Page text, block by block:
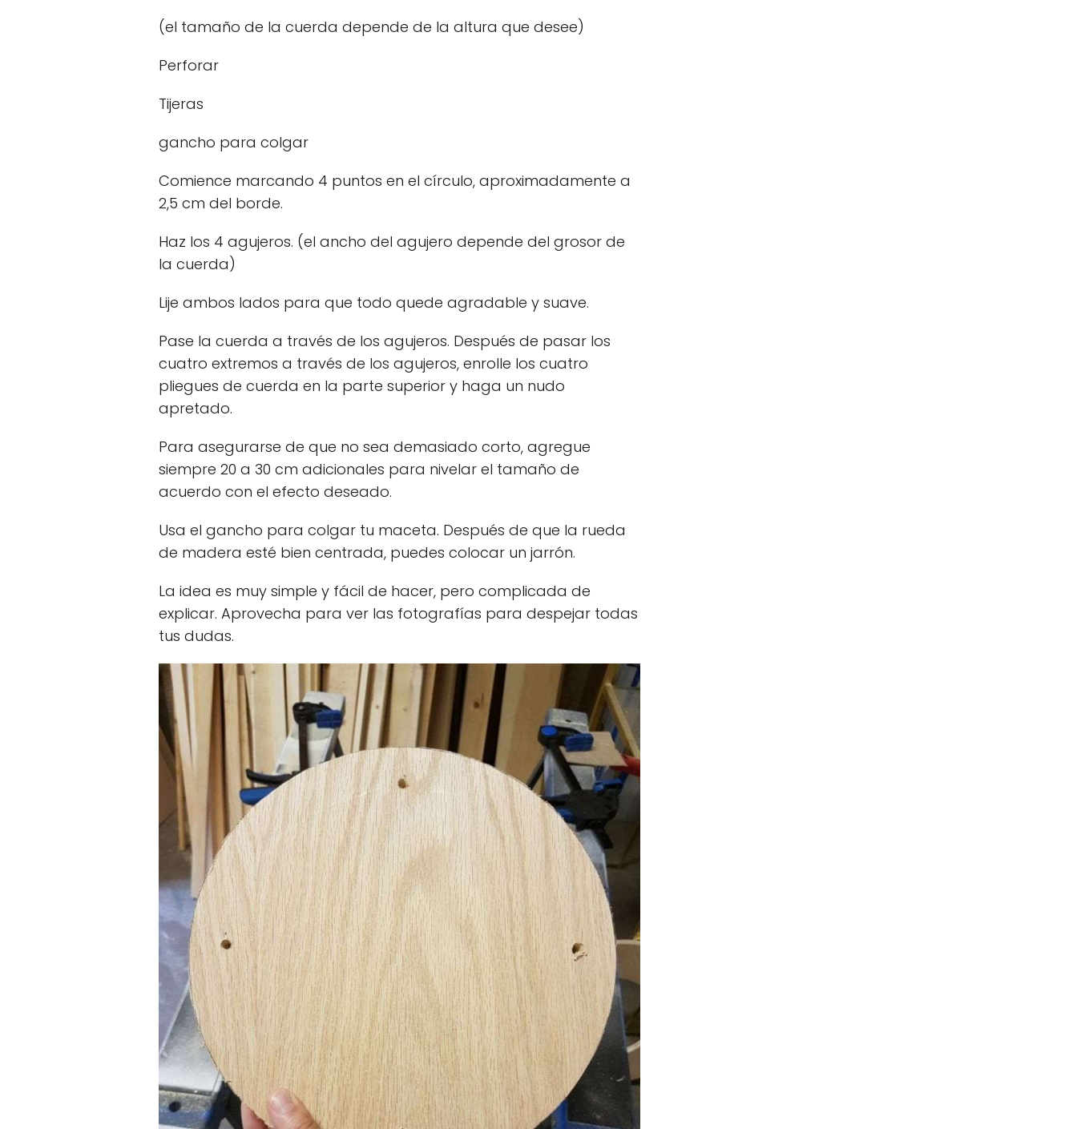
(el tamaño de la cuerda depende de la altura que desee)
Perforar
Tijeras
gancho para colgar
Comience marcando 4 puntos en el círculo, aproximadamente a
2,5 cm del borde.
Haz los 4 agujeros. (el ancho del agujero depende del grosor de
la cuerda)
Lije ambos lados para que todo quede agradable y suave.
Pase la cuerda a través de los agujeros. Después de pasar los
cuatro extremos a través de los agujeros, enrolle los cuatro
pliegues de cuerda en la parte superior y haga un nudo
apretado.
Para asegurarse de que no sea demasiado corto, agregue
siempre 20 a 30 cm adicionales para nivelar el tamaño de
acuerdo con el efecto deseado.
Usa el gancho para colgar tu maceta. Después de que la rueda
de madera esté bien centrada, puedes colocar un jarrón.
La idea es muy simple y fácil de hacer, pero complicada de
explicar. Aprovecha para ver las fotografías para despejar todas
tus dudas.